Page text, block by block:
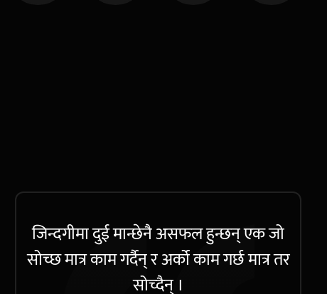
जिन्दगीमा दुई मान्छेनै असफल हुन्छन् एक जो
सोच्छ मात्र काम गर्दैन् र अर्को काम गर्छ मात्र तर
सोच्दैन् ।